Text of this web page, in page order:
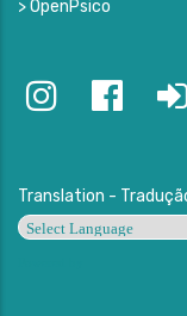
> OpenPsico
Translation -